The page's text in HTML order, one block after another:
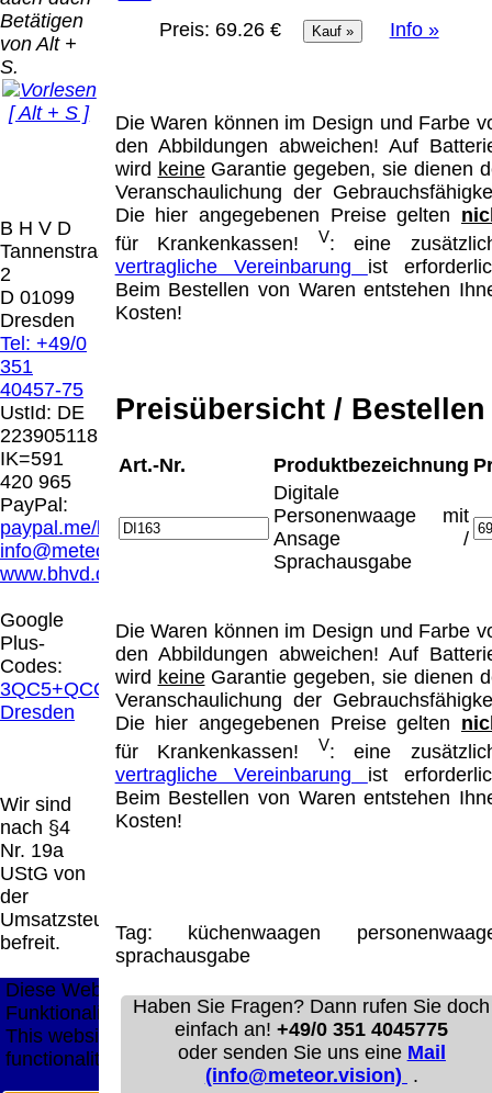
Betätigen
von Alt +
S.
[ Alt + S ]
B H V D
Tannenstrasse
2
D 01099
Dresden
Tel: +49/0
351
40457-75
UstId: DE
223905118
IK=591
420 965
PayPal:
paypal.me/blindenhilfsmittel
info@meteor.vision
www.bhvd.de
Google
Plus-
Codes:
3QC5+QCG
Dresden
Wir sind
nach §4
Nr. 19a
UStG von
der
Umsatzsteuer
befreit.
Preis: 69.26 € Info »
Die Waren können im Design und Farbe
den Abbildungen abweichen! Auf
wird keineGarantie gegeben, sie dienen
Veranschaulichung der
Die hier angegebenen Preise gelten
für Krankenkassen!
V: eine
vertragliche Vereinbarung ist
Beim Bestellen von Waren entstehen
Kosten!
Preisübersicht / Bestellen
Art.-Nr. Produktbezeichnung
Digitale
Personenwaage mit
Ansage /
Sprachausgabe
Die Waren können im Design und Farbe
den Abbildungen abweichen! Auf
wird keineGarantie gegeben, sie dienen
Veranschaulichung der
Die hier angegebenen Preise gelten
für Krankenkassen!
V: eine
vertragliche Vereinbarung ist
Beim Bestellen von Waren entstehen
Kosten!
Tag: küchenwaagen
sprachausgabe
Haben Sie Fragen? Dann rufen Sie doch
einfach an!+49/0 351 4045775
oder senden Sie uns eine Mail
(info@meteor.vision) .
Der Versand erfolgt
Paket.
Selbstabholung
vom Büro oder
von
Ausstellungen:
0.00 €
Versandart
erhalten Sie per
und die
Rechnung /
Lieferschein. Sie
erhalten also
keinen
Datenträger
Die in diesem Dokument genannten
Warenzeichen sind Eigentum der jeweiligen
Firmen. Preisänderungen, Irrtümer und
technische Änderungen vorbehalten.
letzte Änderung: 20. April 2026 Blinden
Hilfsmittel Vertrieb Dresden,
Mit einem Urteil vom 12.05.1998 - 312 O
85/98 - Haftung für Links hat das Landgericht
Hamburg entschieden, dass man durch die
Anbringung eines Links, die Inhalte der
gelinkten Seite ggf. mit zu verantworten hat.
Dieses kann nur dadurch verhindert werden,
dass man sich ausdrücklich von diesen
Inhalten distanziert. Hiermit distanzieren wir
uns ausdrücklich von allen Inhalten, aller
gelinkten Seiten auf unserer Homepage und
machen uns diese Inhalte nicht zu eigen.
Diese Erklärung gilt für alle auf unserer
Homepage angebrachten Links.
Die Europäische Kommission stellt eine
Plattform zur Online-Streitbeilegung (OS)
bereit. Die Plattform finden Sie unter
http://ec.europa.eu/consumers/odr/
Mailadresse lautet:
Seitenanfang
Datenschutz
Katalog (PDF)
2026
Wir
[ 8373 ]
große Anzeige Schließen X
Diese Website nutzt Cookies, um bestmögliche
Funktionalität bieten zu können.
This website uses cookies to provide the best possible
functionality.